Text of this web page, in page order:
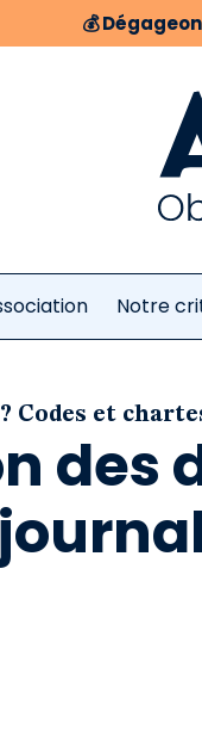
💰
Notre
Codes et
des